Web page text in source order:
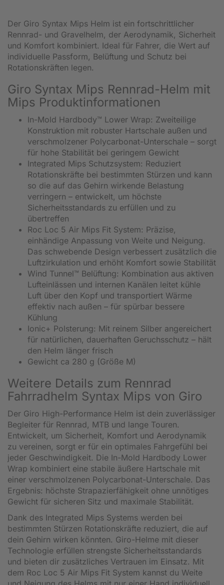
Der Giro Syntax Mips Helm ist ein fortschrittlicher
Rennrad- und Gravelhelm, der Aerodynamik, Sicherheit
und Komfort kombiniert. Ideal für Fahrer, die Wert auf
individuelle Passform, Belüftung und Schutz bei
Rotationskräften legen.
Giro Syntax Mips Rennrad-Helm mit
Mips Produktinformationen
In-Mold Hardbody™ Lower Wrap: Zweiteilige
Konstruktion mit robuster Hartschale außen und
verschmolzener Polycarbonat-Unterschale – sorgt
für hohe Stabilität bei geringem Gewicht
Integrated Mips Schutzsystem: Reduziert
Rotationskräfte bei bestimmten Stürzen und kann
so die auf das Gehirn wirkende Belastung
verringern – entwickelt, um höchste
Sicherheitsstandards zu erfüllen und zu
übertreffen
Roc Loc 5 Air Mips Fit System: Präzise,
einhändige Anpassung von Weite und Neigung.
Das schwebende Design verbessert zusätzlich die
Luftzirkulation und erhöht Komfort sowie Stabilität
Wind Tunnel™ Belüftung: Kombination aus aktiven
Lufteinlässen und internen Kanälen leitet kühle
Luft über den Kopf und transportiert Wärme
effektiv nach außen – für spürbar bessere
Kühlung
Ionic+ Polsterung: Mit reinem Silber angereichert
für natürlichen, dauerhaften Geruchsschutz – hält
den Helm länger frisch
Gewicht ca 280 g (Größe M)
Weitere Details zum Rennrad
Fahrradhelm Syntax Mips von Giro
Der Giro High-Performance Helm ist dein zuverlässiger
Begleiter für Rennrad, MTB und lange Touren.
Entwickelt, um Sicherheit, Komfort und Aerodynamik
zu vereinen, sorgt er für ein optimales Fahrgefühl bei
jeder Geschwindigkeit. Die In-Mold Hardbody Lower
Wrap kombiniert eine stabile äußere Hartschale mit
einer verschmolzenen Polycarbonat-Unterschale. Das
Ergebnis: höchste Strapazierfähigkeit ohne unnötiges
Gewicht für sicheren Sitz und maximale Stabilität.
Dank des Integrated Mips Systems werden bei
bestimmten Stürzen Rotationskräfte reduziert, die auf
dein Gehirn wirken könnten. Giro-Helme mit dieser
Technologie erfüllen strengste Sicherheitsstandards
und bieten dir zusätzliches Vertrauen im Einsatz. Mit
dem Roc Loc 5 Air Mips Fit System kannst du Weite